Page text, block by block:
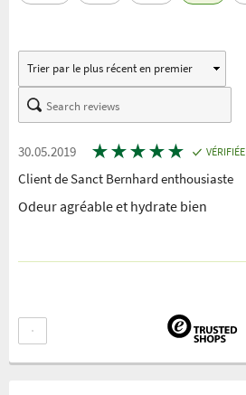
30.05.2019 ★★★★★ VÉRIFIÉE
Client de Sanct Bernhard enthousiaste
Odeur agréable et hydrate bien